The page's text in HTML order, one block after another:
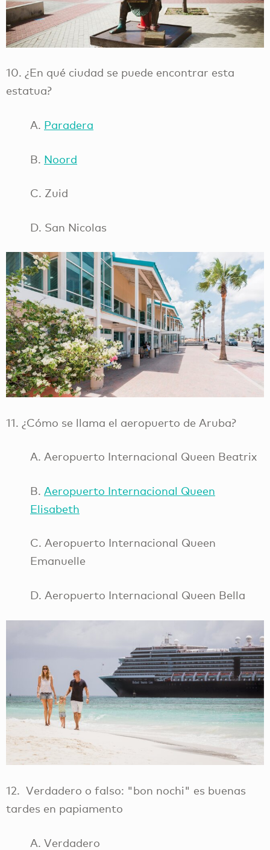
10. ¿En qué ciudad se puede encontrar esta
estatua?
A. Paradera
B. Noord
C. Zuid
D. San Nicolas
11. ¿Cómo se llama el aeropuerto de Aruba?
A. Aeropuerto Internacional Queen Beatrix
B. Aeropuerto Internacional Queen
Elisabeth
C. Aeropuerto Internacional Queen
Emanuelle
D. Aeropuerto Internacional Queen Bella
12. Verdadero o falso: "bon nochi" es buenas
tardes en papiamento
A. Verdadero